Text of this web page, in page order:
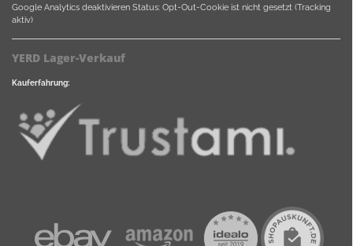
Google Analytics deaktivieren Status: Opt-Out-Cookie ist nicht gesetzt (Tracking
aktiv)
YERD Lager-Verkauf
Kauferfahrung: